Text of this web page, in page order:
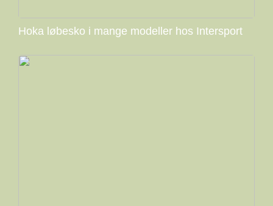
Hoka løbesko i mange modeller hos Intersport